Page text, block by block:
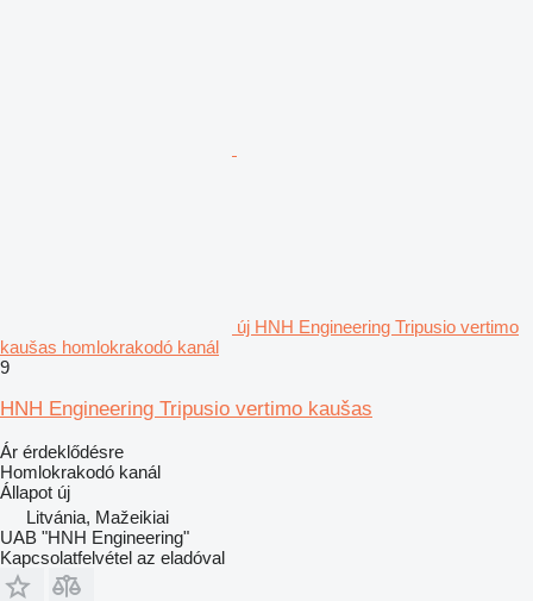
új HNH Engineering Tripusio vertimo
kaušas homlokrakodó kanál
9
HNH Engineering Tripusio vertimo kaušas
Ár érdeklődésre
Homlokrakodó kanál
Állapot új
Litvánia, Mažeikiai
UAB "HNH Engineering"
Kapcsolatfelvétel az eladóval